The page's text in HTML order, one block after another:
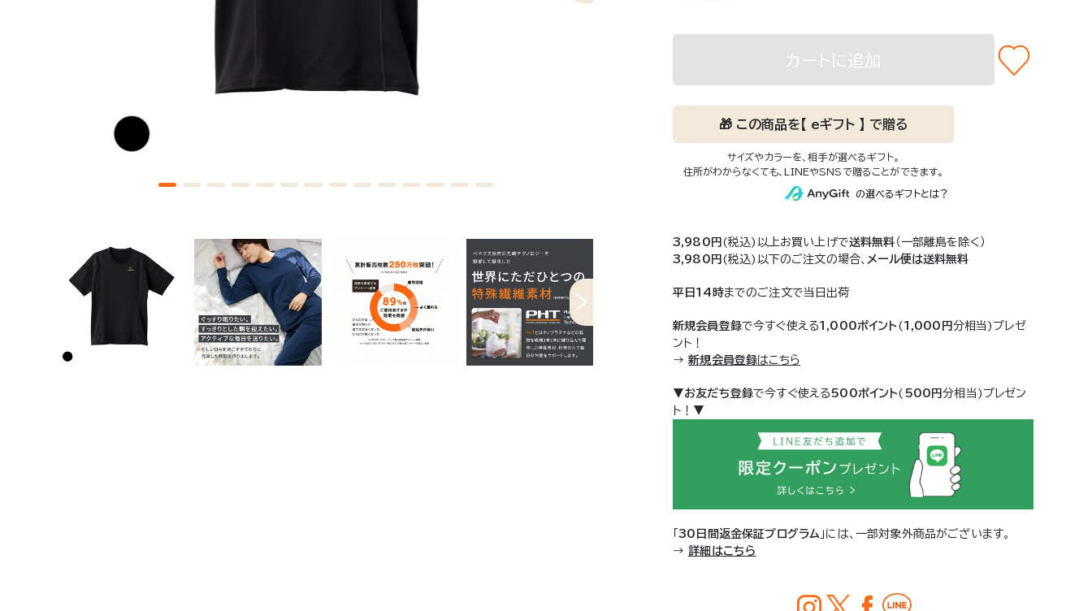
RECOVERY DAYS
カートに追加
3,980円 (税込)以上お買い上げで送料無料 （一部離島を除く）
3,980円 (税込)以下のご注文の場合、 メール便は送料無料
平日14時までのご注文で当日出荷
新規会員登録で今すぐ使える1,000ポイント( 1,000円 分相当)プレゼ
ント！
→新規会員登録はこちら
▼お友だち登録で今すぐ使える500ポイント( 500円分相当)プレゼン
ト！▼
「30日間返金保証プログラム 」には、一部対象外商品がございます。
→詳細はこちら